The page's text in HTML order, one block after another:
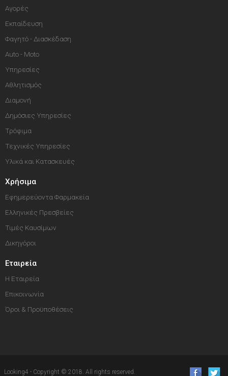
Αγορές
Εκπαίδευση
Φαγητό - Διασκέδαση
Auto - Moto
Υπηρεσίες
Αθλητισμός
Διαμονή
Δημόσιες Υπηρεσίες
Τρόφιμα
Τεχνικές Υπηρεσίες
Υλικά και Κατασκευές
Χρήσιμα
Εφημερεύοντα Φαρμακεία
Ελληνικές Πρεσβείες
Τιμές Καυσίμων
Δικηγόροι
Εταιρεία
Η Εταιρεία
Επικοινωνία
Όροι & Προϋποθέσεις
Looking4 - Copyright © 2018. All rights reserved.